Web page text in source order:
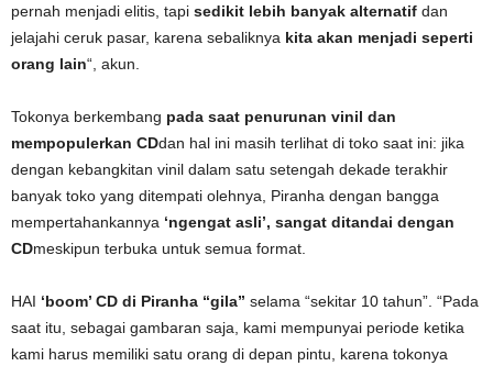
pernah menjadi elitis, tapi sedikit lebih banyak alternatif dan
jelajahi ceruk pasar, karena sebaliknya kita akan menjadi seperti
orang lain“, akun.
Tokonya berkembang pada saat penurunan vinil dan
mempopulerkan CDdan hal ini masih terlihat di toko saat ini: jika
dengan kebangkitan vinil dalam satu setengah dekade terakhir
banyak toko yang ditempati olehnya, Piranha dengan bangga
mempertahankannya ‘ngengat asli’, sangat ditandai dengan
CDmeskipun terbuka untuk semua format.
HAI ‘boom’ CD di Piranha “gila” selama “sekitar 10 tahun”. “Pada
saat itu, sebagai gambaran saja, kami mempunyai periode ketika
kami harus memiliki satu orang di depan pintu, karena tokonya